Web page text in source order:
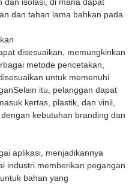
dan tahan lama bahkan pada
disesuaikan, memungkinkan
metode pencetakan,
untuk memenuhi
itu, pelanggan dapat
kertas, plastik, dan vinil,
kebutuhan branding dan
aplikasi, menjadikannya
industri.memberikan pegangan
bahan yang